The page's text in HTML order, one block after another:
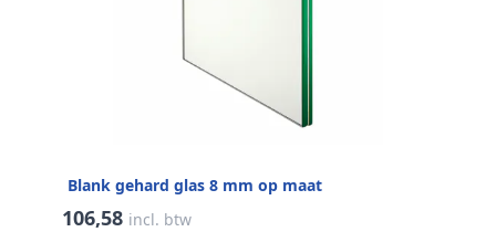
Blank gehard glas 8 mm op maat
106,58 incl. btw